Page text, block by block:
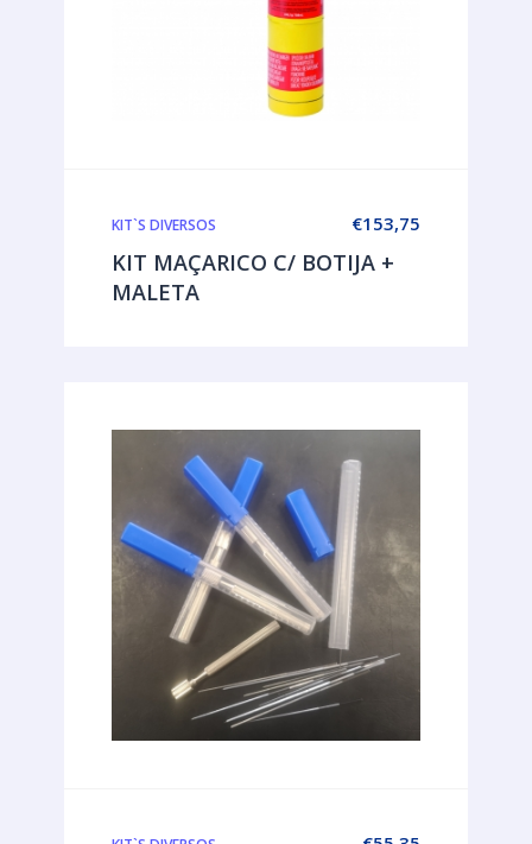
€153,75
KIT`S DIVERSOS
KIT MAÇARICO C/ BOTIJA +
MALETA